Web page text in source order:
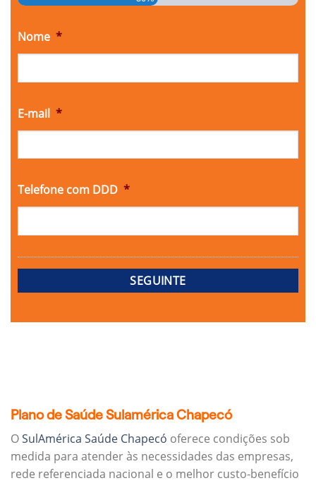
Nome *
E-mail *
Telefone com DDD *
Plano de Saúde Sulamérica Chapecó
OSulAmérica Saúde Chapecó oferece condições sob
medida para atender às necessidades das empresas,
rede referenciada nacional e o melhor custo-benefício